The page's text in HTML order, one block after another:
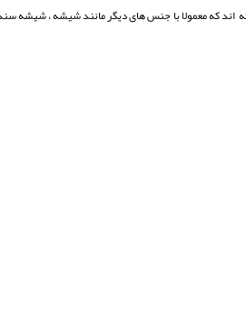
اند که معمولا با جنس های دیگر مانند شیشه ، شیشه